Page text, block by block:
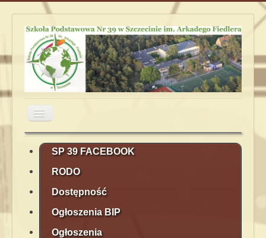
Przełącz
nawigację
Aktualności Obiady Plan lekcji
Terminarz
SP 39 FACEBOOK
RODO
Dostępność
Ogłoszenia BIP
Ogłoszenia